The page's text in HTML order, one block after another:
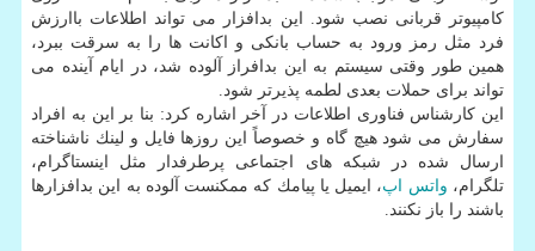
كامپیوتر قربانی نصب شود. این بدافزار می تواند اطلاعات باارزش
فرد مثل رمز ورود به حساب بانكی و اكانت ها را به سرقت ببرد،
همین طور وقتی سیستم به این بدافراز آلوده شد، در ایام آینده می
تواند برای حملات بعدی لطمه پذیرتر شود.
این كارشناس فناوری اطلاعات در آخر اشاره كرد: بنا بر این به افراد
سفارش می شود هیچ گاه و خصوصاً این روزها فایل و لینك ناشناخته
ارسال شده در شبكه های اجتماعی پرطرفدار مثل اینستاگرام،
تلگرام، واتس اپ، ایمیل یا پیامك كه ممكنست آلوده به این بدافزارها
باشند را باز نكنند.